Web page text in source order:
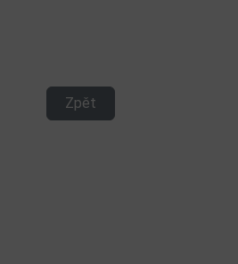
Zpět